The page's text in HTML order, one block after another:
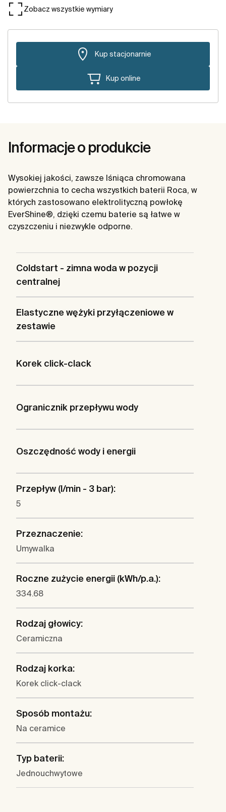
Zobacz wszystkie wymiary
Kup stacjonarnie
Kup online
Informacje o produkcie
Wysokiej jakości, zawsze lśniąca chromowana
powierzchnia to cecha wszystkich baterii Roca, w
których zastosowano elektrolityczną powłokę
EverShine®, dzięki czemu baterie są łatwe w
czyszczeniu i niezwykle odporne.
Coldstart - zimna woda w pozycji
centralnej
Elastyczne wężyki przyłączeniowe w
zestawie
Korek click-clack
Ogranicznik przepływu wody
Oszczędność wody i energii
Przepływ (l/min - 3 bar):
5
Przeznaczenie:
Umywalka
Roczne zużycie energii (kWh/p.a.):
334.68
Rodzaj głowicy:
Ceramiczna
Rodzaj korka:
Korek click-clack
Sposób montażu:
Na ceramice
Typ baterii:
Jednouchwytowe